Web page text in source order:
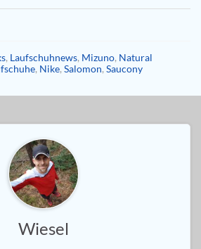
, Laufschuhnews, Mizuno, Natural
, Nike, Salomon, Saucony
Wiesel